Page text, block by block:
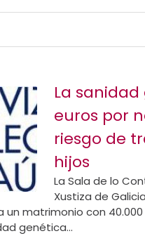
La
euros por
riesgo de
hijos
La Sala de lo
Xustiza de
un matrimonio con
genética...